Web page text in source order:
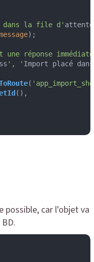
la file d'
attente
);
réponse immédiate
', ' Import placé
(
(),
possible, car l'objet va